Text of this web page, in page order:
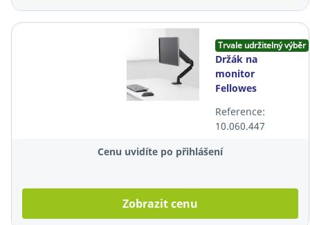
Trvale udržitelný výběr
Držák na
monitor
Fellowes
32"
Reference:
10.060.447
Cenu uvidíte po přihlášení
Zobrazit cenu